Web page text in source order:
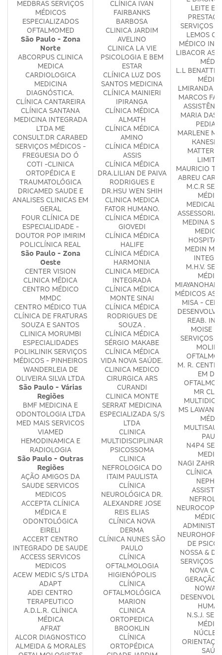
MEDBRAS SERVIÇOS
MÉDICOS
ESPECIALIZADOS
OFTALMOMED
São Paulo - Zona
Norte
ABCORPUS CLINICA
MEDICA
CARDIOLOGICA
MEDICINA
DIAGNÓSTICA.
CLÍNICA CANTAREIRA
CLÍNICA SANTANA
MEDICINA INTEGRADA
LTDA ME
CONSULT.DR CARABED
SERVIÇOS MÉDICOS -
FREGUESIA DO Ó
COTI -CLINICA
ORTOPÉDICA E
TRAUMATOLÓGICA
DRICAMED SAUDE E
ANALISES CLINICAS EM
GERAL
FOUR CLÍNICA DE
ESPECIALIDADE -
DOUTOR POP IMIRIM
POLICLÍNICA REAL
São Paulo - Zona
Oeste
CENTER VISION
CLINICA MÉDICA
CENTRO MÉDICO
MMDC
CENTRO MÉDICO TUA
CLÍNICA DE FRATURAS
SOUZA E SANTOS
CLINICA MORUMBI
ESPECIALIDADES
POLIKLINIK SERVIÇOS
MÉDICOS - PINHEIROS
WANDERLEIA DE
OLIVEIRA SILVA LTDA
São Paulo - Várias
Regiões
BMF MEDICINA E
ODONTOLOGIA LTDA
MED MAIS SERVICOS
VIAMED
HEMODINAMICA E
RADIOLOGIA
São Paulo - Outras
Regiões
AÇÃO AMIGOS DA
SAUDE SERVICOS
MEDICOS
ACCEPTA CLÍNICA
MÉDICA E
ODONTOLÓGICA
EIRELI
ACCERT CENTRO
INTEGRADO DE SAUDE
ACCESS SERVICOS
MEDICOS
ACEW MEDIC S/S LTDA
ADAPT
ADEI CENTRO
TERAPEUTICO
A.D.L.R. CLÍNICA
MÉDICA
AFRAT
ALCOR DIAGNOSTICO
ALMEIDA & MORALES
CLÍNICA IVAN
FAIRBANKS
BARBOSA
CLINICA JARDIM
AVELINO
CLINICA LA VIE
PSICOLOGIA E BEM
ESTAR
CLÍNICA LUZ DOS
SANTOS MEDICINA
CLÍNICA MAINIERI
IPIRANGA
CLÍNICA MÉDICA
ALMATH
CLÍNICA MÉDICA
AMINO
CLÍNICA MÉDICA
ASSIS
CLÍNICA MÉDICA
DRA.LILIAN DE PAIVA
RODRIGUES E
DR.HSU WEN SHIH
CLINICA MEDICA
FATOR HUMANO.
CLÍNICA MÉDICA
GIOVEDI
CLÍNICA MÉDICA
HALIFE
CLÍNICA MÉDICA
HARMONIA
CLINICA MEDICA
INTEGRADA
CLÍNICA MÉDICA
MONTE SINAI
CLÍNICA MÉDICA
RODRIGUES DE
SOUZA .
CLÍNICA MÉDICA
SÉRGIO MAKABE
CLÍNICA MÉDICA
VIDA NOVA SAÚDE.
CLINICA MEDICO
CIRURGICA ARS
CURANDI
CLINICA MONTE
SERRAT MEDICINA
ESPECIALIZADA S/S
LTDA
CLINICA
MULTIDISCIPLINAR
PSICOSSOMA
CLINICA
NEFROLOGICA DO
ITAIM PAULISTA
CLÍNICA
NEUROLÓGICA DR.
ALEXANDRE JOSE
REIS ELIAS
CLÍNICA NOVA
DERMA
CLÍNICA NUNES SÃO
PAULO
CLÍNICA
OFTALMOLOGIA
HIGIENÓPOLIS
CLÍNICA
OFTALMOLÓGICA
MARION
CLINICA
ORTOPEDICA
BROOKLIN
CLÍNICA
ORTOPÉDICA
LEITE E
SERVIÇOS
LEMOS
MÉDICO
LIBACOR
L.L BENATTI
LMIRANDA
MARCOS
MARIA DAS
MARLENE
MATTER
MAURICIO
ABREU
M.C.R
MEDICAL
ASSESSORIA
MEDINA
MEDIN
M.H.V.
MÉDICOS
MISA -
REAB.
MOISE
SERVIÇOS
M. R.
EM
MR
MS LAWAND
N4P4
NAGI ZAHR
CLÍNICA
NEUROCOP
DE
NOSSA &
SERVIÇOS
NOVA
GERAÇÃO
NOWA
N.S.J.